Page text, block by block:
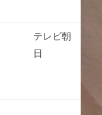
テレビ朝
日